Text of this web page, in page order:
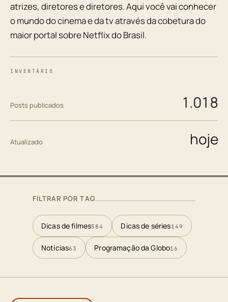
atrizes, diretores e diretores. Aqui você vai conhecer
o mundo do cinema e da tv através da cobetura do
maior portal sobre Netflix do Brasil.
INVENTÁRIO
Posts publicados 1.018
Atualizado hoje
FILTRAR POR TAG
Dicas de filmes584 Dicas de séries149
Notícias63 Programação da Globo16